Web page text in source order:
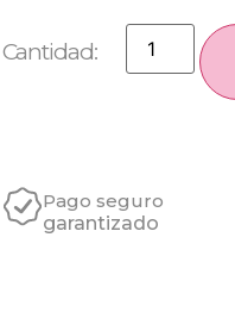
Pago seguro
garantizado